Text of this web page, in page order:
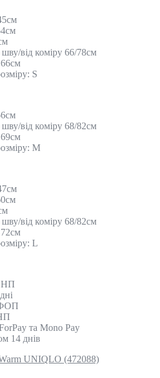
від коміру 66/78см
S
від коміру 68/82см
М
від коміру 68/82см
L
НП
ФОП
та Mono Pay
14 днів
UNIQLO (472088)